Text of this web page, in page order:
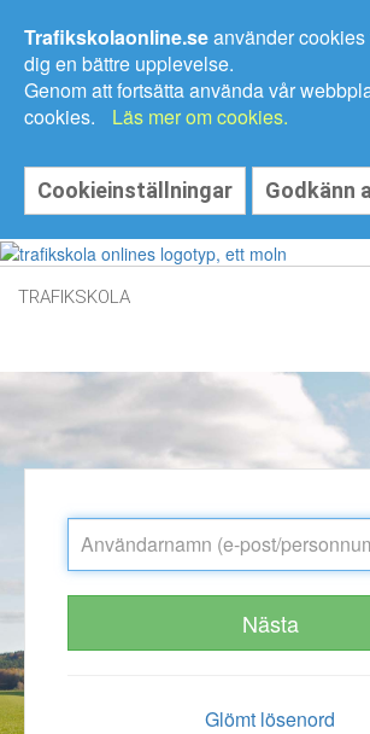
Trafikskolaonline.seanvänder
dig en bättre upplevelse.
Genom att fortsätta använda vår
cookies.
Läs mer om cookies.
Cookieinställningar Godkänn
TRAFIKSKOLA
Nästa
Glömt lösenord